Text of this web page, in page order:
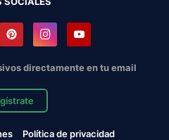
directamente en tu email
Política de privacidad